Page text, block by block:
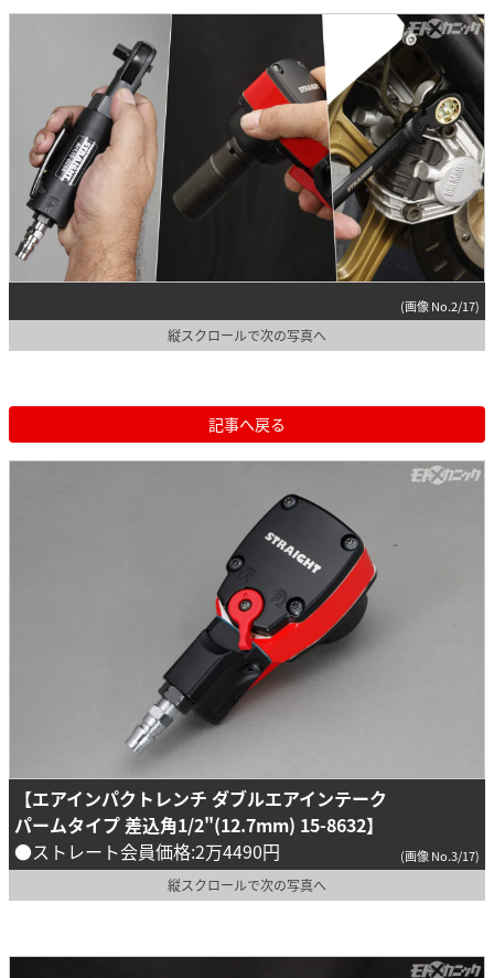
(画像 No.2/17)
縦スクロールで次の写真へ
記事へ戻る
【エアインパクトレンチ ダブルエアインテーク
パームタイプ 差込角1/2"(12.7mm) 15-8632】
●ストレート会員価格:2万4490円
(画像 No.3/17)
縦スクロールで次の写真へ